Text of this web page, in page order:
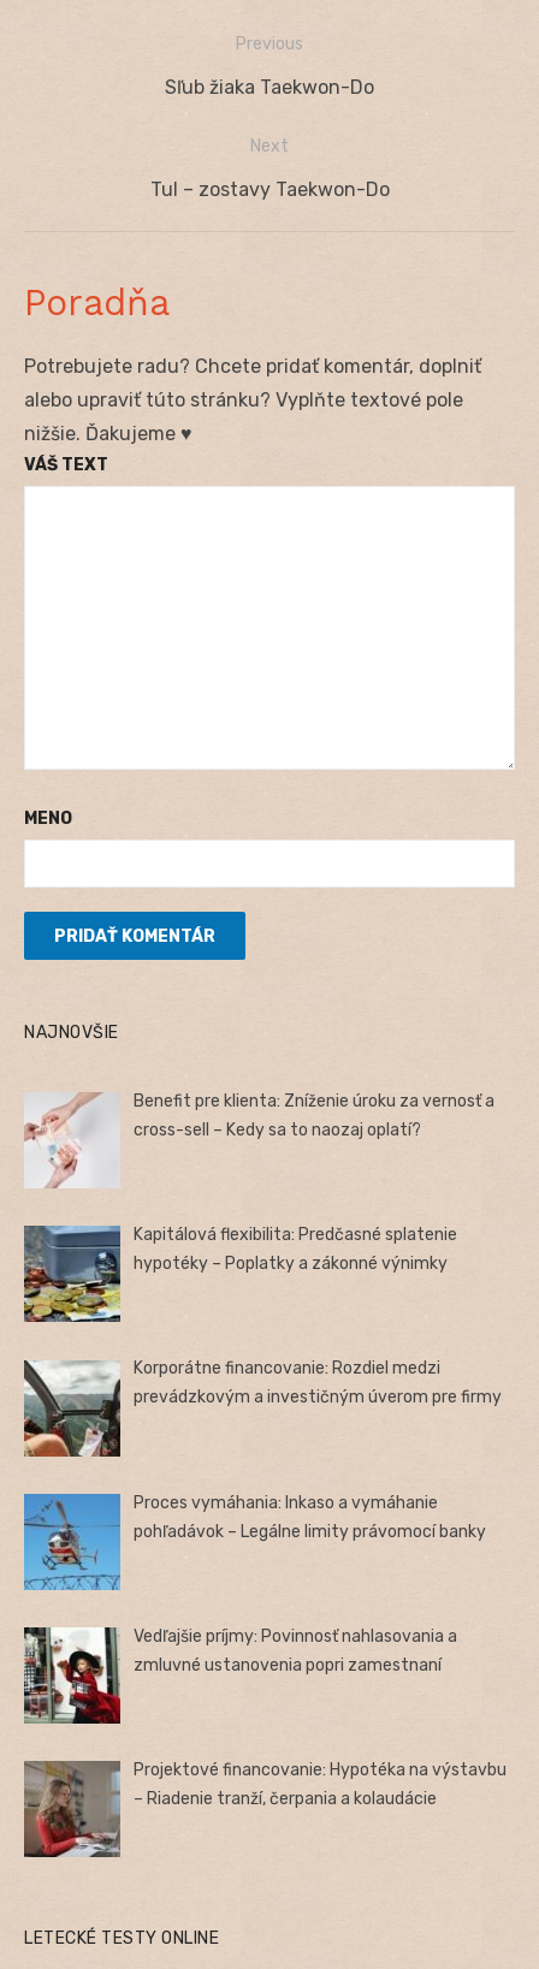
Navigácia
Previous
Previous
Sľub žiaka Taekwon-Do
Next
Next
Tul – zostavy Taekwon-Do
Poradňa
Potrebujete radu? Chcete pridať komentár, doplniť
alebo upraviť túto stránku? Vyplňte textové pole
nižšie. Ďakujeme ♥
VÁŠ TEXT
MENO
NAJNOVŠIE
Benefit pre klienta: Zníženie úroku za vernosť a
cross-sell – Kedy sa to naozaj oplatí?
Kapitálová flexibilita: Predčasné splatenie
hypotéky – Poplatky a zákonné výnimky
Korporátne financovanie: Rozdiel medzi
prevádzkovým a investičným úverom pre firmy
Proces vymáhania: Inkaso a vymáhanie
pohľadávok – Legálne limity právomocí banky
Vedľajšie príjmy: Povinnosť nahlasovania a
zmluvné ustanovenia popri zamestnaní
Projektové financovanie: Hypotéka na výstavbu
– Riadenie tranží, čerpania a kolaudácie
LETECKÉ TESTY ONLINE